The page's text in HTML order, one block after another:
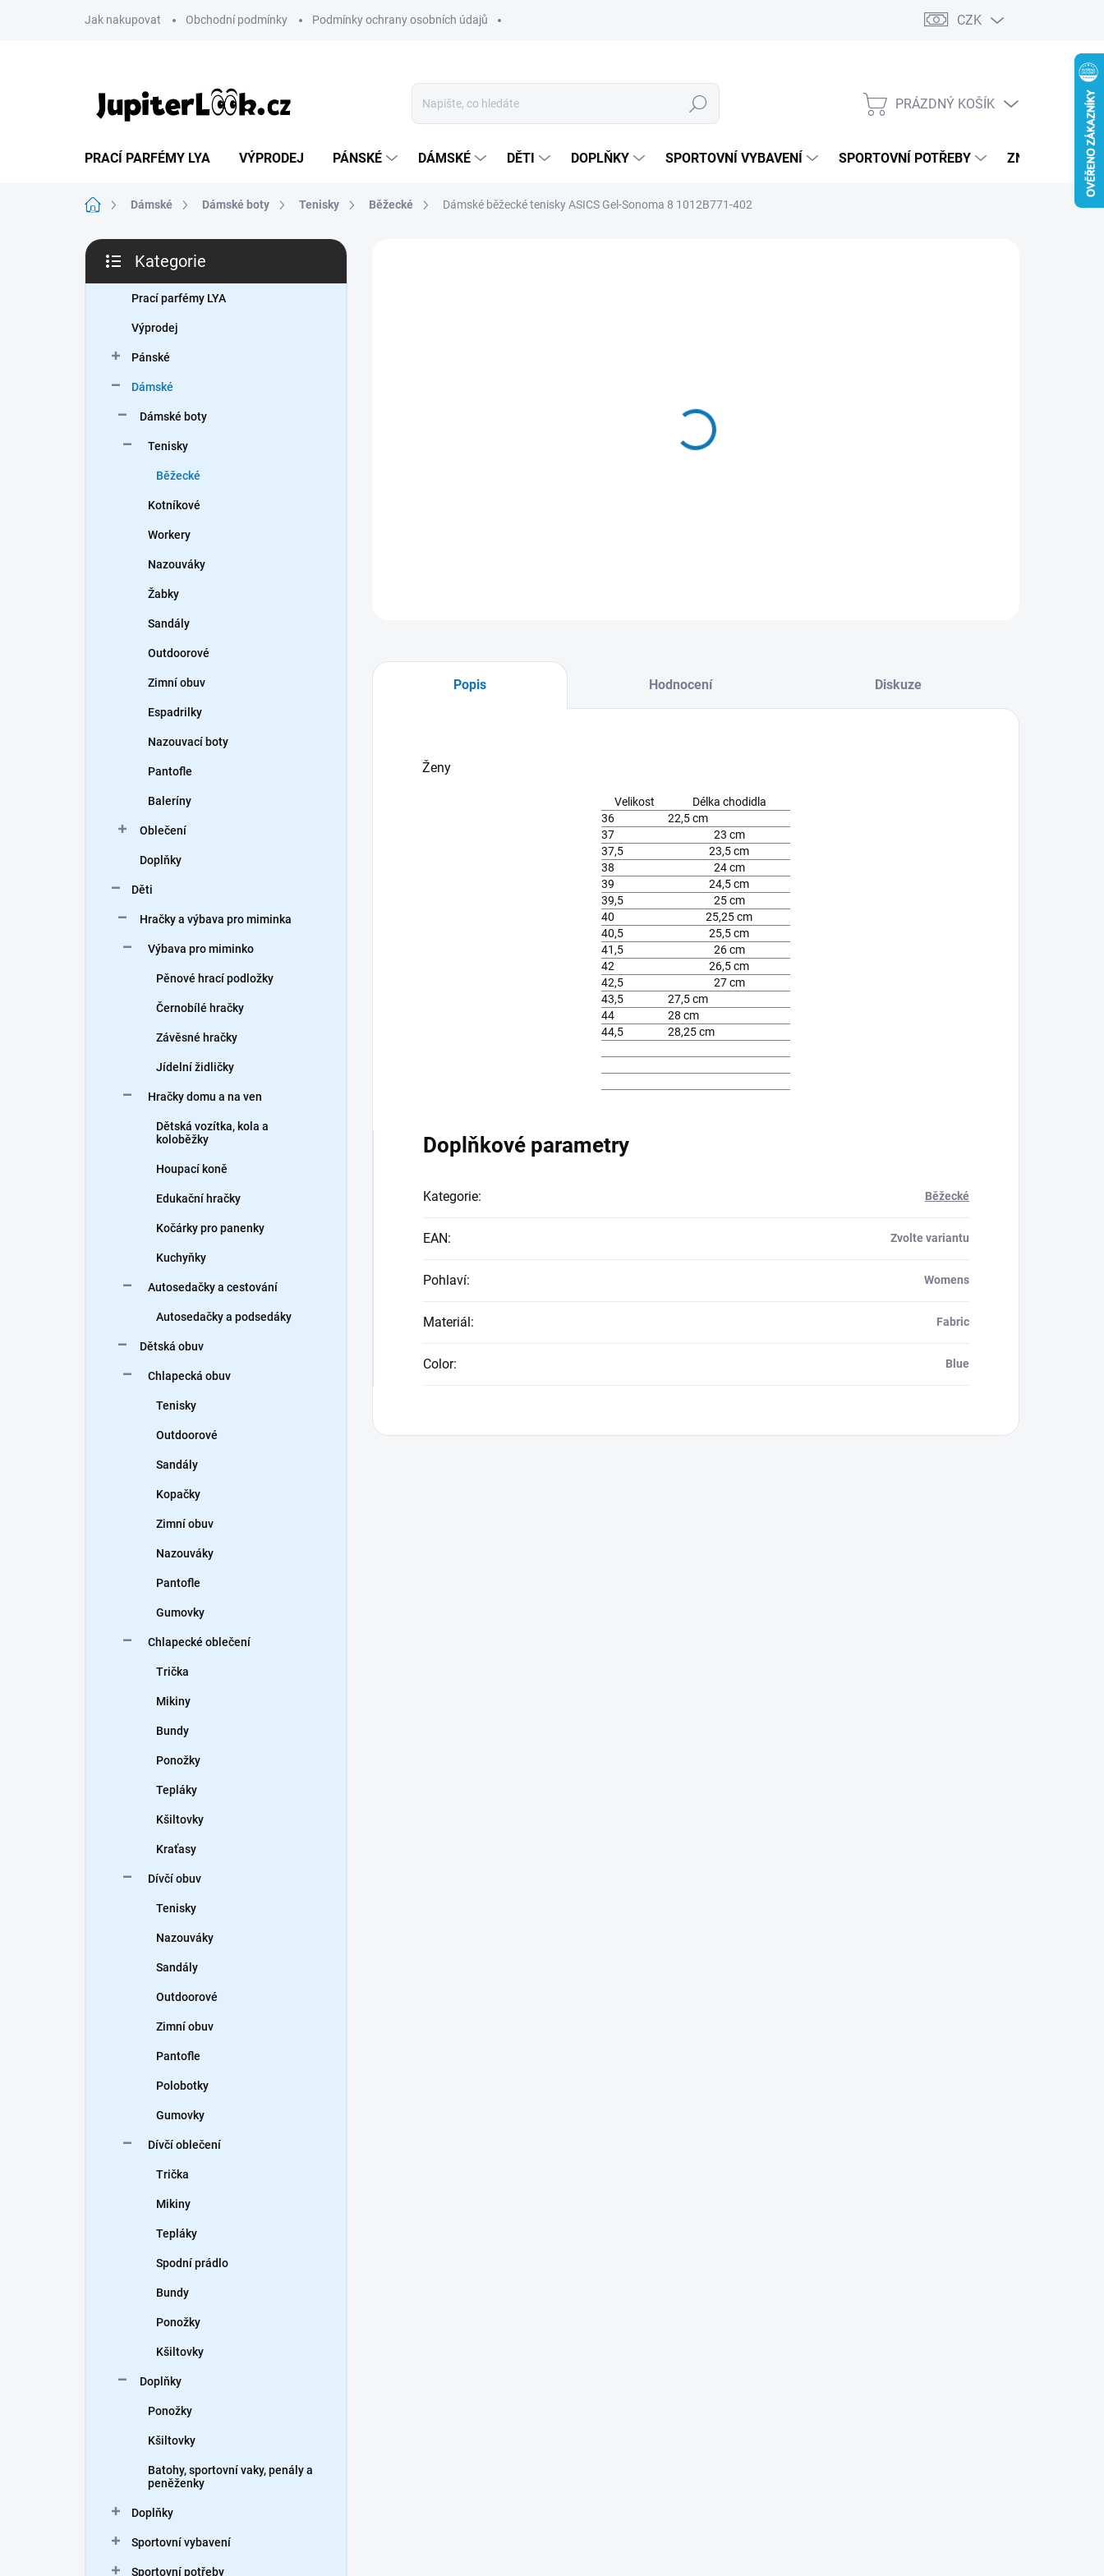
Jak nakupovat Obchodní podmínky Podmínky ochrany osobních údajů CZK
Hledat
NÁKUPNÍ
PRÁZDNÝ KOŠÍK
PRACÍ PARFÉMY LYA VÝPRODEJ PÁNSKÉ DÁMSKÉ DĚTI DOPLŇKY SPORTOVNÍ VYBAVENÍ SPORTOVNÍ POTŘEBY ZNAČKY
Domů Dámské Dámské boty Tenisky Běžecké Dámské běžecké tenisky ASICS Gel-Sonoma 8 1012B771-402
P
s
kategorie
Kategorie
Prací parfémy LYA
Výprodej
Pánské
Dámské
Dámské boty
Tenisky
Běžecké
Kotníkové
Workery
Nazouváky
Žabky
Sandály
Outdoorové
Zimní obuv
Espadrilky
Nazouvací boty
Pantofle
Baleríny
Oblečení
Doplňky
Děti
Hračky a výbava pro miminka
Výbava pro miminko
Pěnové hrací podložky
Černobílé hračky
Závěsné hračky
Jídelní židličky
Hračky domu a na ven
Dětská vozítka, kola a
koloběžky
Houpací koně
Edukační hračky
Kočárky pro panenky
Kuchyňky
Autosedačky a cestování
Autosedačky a podsedáky
Dětská obuv
Chlapecká obuv
Tenisky
Outdoorové
Sandály
Kopačky
Zimní obuv
Nazouváky
Pantofle
Gumovky
Chlapecké oblečení
Trička
Mikiny
Bundy
Ponožky
Tepláky
Kšiltovky
Kraťasy
Dívčí obuv
Tenisky
Nazouváky
Sandály
Outdoorové
Zimní obuv
Pantofle
Polobotky
Gumovky
Dívčí oblečení
Trička
Mikiny
Tepláky
Spodní prádlo
Bundy
Ponožky
Kšiltovky
Doplňky
Ponožky
Kšiltovky
Batohy, sportovní vaky, penály a
peněženky
Doplňky
Sportovní vybavení
Sportovní potřeby
ZVOLTE VARIANTU
Popis Hodnocení Diskuze
Ženy
Velikost
Délka chodidla
36
22,5 cm
37
23 cm
37,5
23,5 cm
38
24 cm
39
24,5 cm
39,5
25 cm
40
25,25 cm
40,5
25,5 cm
41,5
26 cm
42
26,5 cm
42,5
27 cm
43,5
27,5 cm
44
28 cm
44,5
28,25 cm
Doplňkové parametry
Kategorie: Běžecké
EAN: Zvolte variantu
Pohlaví: Womens
Materiál: Fabric
Color: Blue